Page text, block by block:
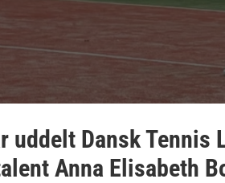
uddelt Dansk Tennis
Anna Elisabeth